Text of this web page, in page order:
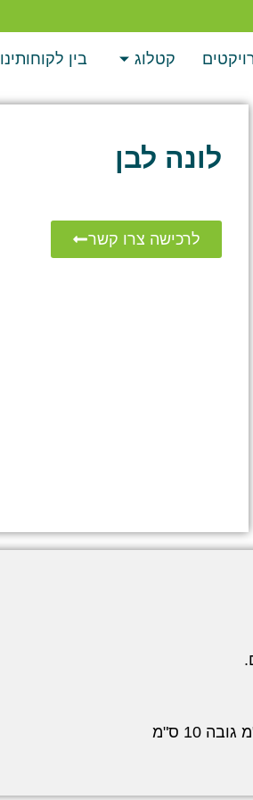
קטלוג בין לקוחותינו
לונה לבן
לרכישה צרו קשר